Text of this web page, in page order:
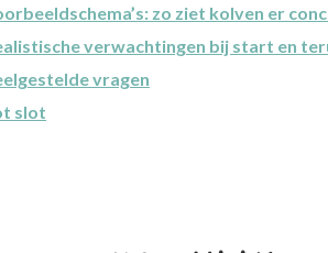
zo ziet kolven er
verwachtingen bij start en
vragen
slot